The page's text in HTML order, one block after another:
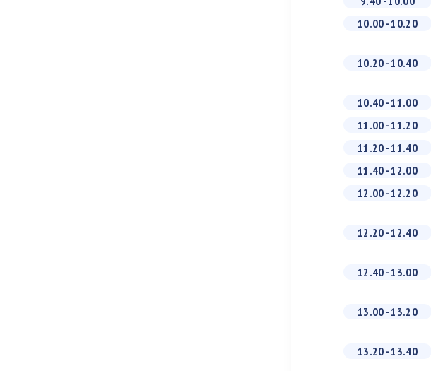
10.00 - 10.20
10.20 - 10.40
10.40 - 11.00
11.00 - 11.20
11.20 - 11.40
11.40 - 12.00
12.00 - 12.20
12.20 - 12.40
12.40 - 13.00
13.00 - 13.20
13.20 - 13.40